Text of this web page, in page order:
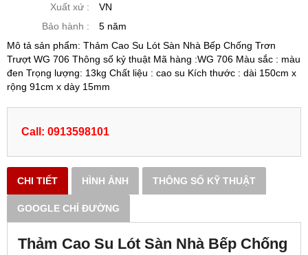
Xuất xứ :
VN
Bảo hành :
5 năm
Mô tả sản phẩm: Thảm Cao Su Lót Sàn Nhà Bếp Chống Trơn
Trượt WG 706 Thông số kỷ thuật Mã hàng :WG 706 Màu sắc : màu
đen Trọng lượng: 13kg Chất liệu : cao su Kích thước : dài 150cm x
rộng 91cm x dày 15mm
Call: 0913598101
CHI TIẾT HÌNH ẢNH THÔNG SỐ KỸ THUẬT
GOOGLE CHỈ ĐƯỜNG
Thảm Cao Su Lót Sàn Nhà Bếp Chống